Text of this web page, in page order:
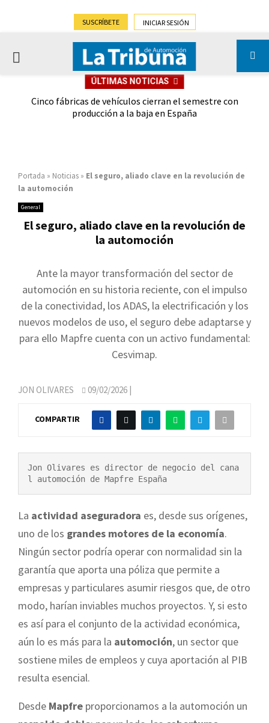
SUSCRÍBETE INICIAR SESIÓN
PRIMARY
ÚLTIMAS NOTICIAS
Cinco fábricas de vehículos cierran el semestre con
producción a la baja en España
Portada » Noticias » El seguro, aliado clave en la revolución de
la automoción
General
El seguro, aliado clave en la revolución de
la automoción
Ante la mayor transformación del sector de
automoción en su historia reciente, con el impulso
de la conectividad, los ADAS, la electrificación y los
nuevos modelos de uso, el seguro debe adaptarse y
para ello Mapfre cuenta con un activo fundamental:
Cesvimap.
JON OLIVARES 09/02/2026 |
COMPARTIR
Jon Olivares es director de negocio del cana
l automoción de Mapfre España
La actividad aseguradora es, desde sus orígenes,
uno de los grandes motores de la economía.
Ningún sector podría operar con normalidad sin la
garantía que aporta una póliza que permite a
empresas y particulares asumir riesgos que, de otro
modo, harían inviables muchos proyectos. Y, si esto
es así para el conjunto de la actividad económica,
aún lo es más para la automoción, un sector que
sostiene miles de empleos y cuya aportación al PIB
resulta esencial.
Desde Mapfre proporcionamos a la automoción un